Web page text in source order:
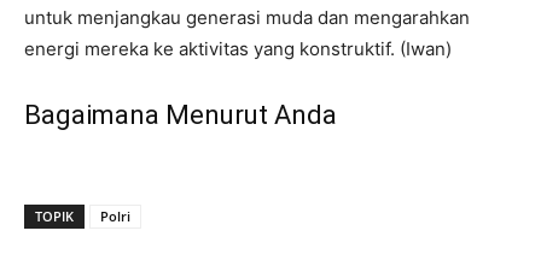
untuk menjangkau generasi muda dan mengarahkan
energi mereka ke aktivitas yang konstruktif. (Iwan)
Bagaimana Menurut Anda
TOPIK Polri